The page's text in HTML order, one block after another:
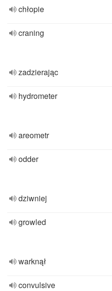
chłopie
craning
zadzierając
hydrometer
areometr
odder
dziwniej
growled
warknął
convulsive